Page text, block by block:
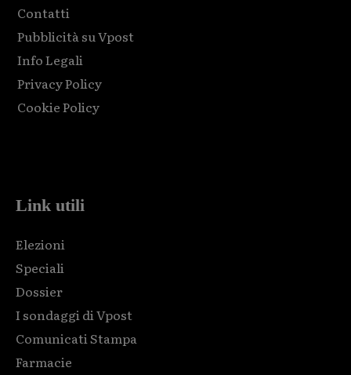
Contatti
Pubblicità su Vpost
Info Legali
Privacy Policy
Cookie Policy
Link utili
Elezioni
Speciali
Dossier
I sondaggi di Vpost
Comunicati Stampa
Farmacie